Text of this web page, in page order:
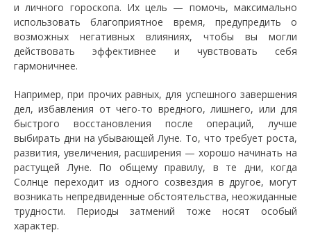
и личного гороскопа. Их цель — помочь, максимально
использовать благоприятное время, предупредить о
возможных негативных влияниях, чтобы вы могли
действовать эффективнее и чувствовать себя
гармоничнее.
Например, при прочих равных, для успешного завершения
дел, избавления от чего-то вредного, лишнего, или для
быстрого восстановления после операций, лучше
выбирать дни на убывающей Луне. То, что требует роста,
развития, увеличения, расширения — хорошо начинать на
растущей Луне. По общему правилу, в те дни, когда
Солнце переходит из одного созвездия в другое, могут
возникать непредвиденные обстоятельства, неожиданные
трудности. Периоды затмений тоже носят особый
характер.